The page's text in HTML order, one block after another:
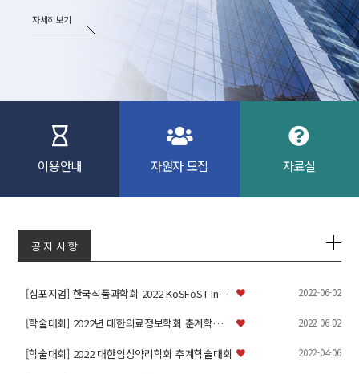
자세히보기
이용안내 자원자 모집 자료실
공 지 사 항
[심포지엄] 한국식품과학회 2022 KoSFoST International Sym… 2022-06-02
[학술대회] 2022년 대한의료정보학회 춘계학술대회 2022-06-02
[학술대회] 2022 대한임상약리학회 추계학술대회 2022-04-06